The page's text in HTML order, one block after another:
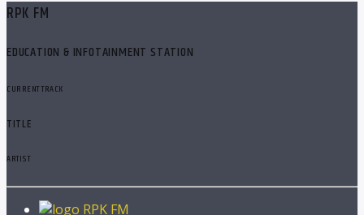
RPK FM
EDUCATION & INFOTAINMENT STATION
CURRENT TRACK
TITLE
ARTIST
RPK FM